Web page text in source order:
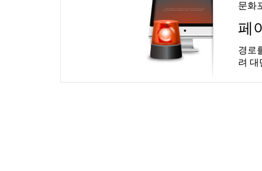
문화
페
경로
려 대